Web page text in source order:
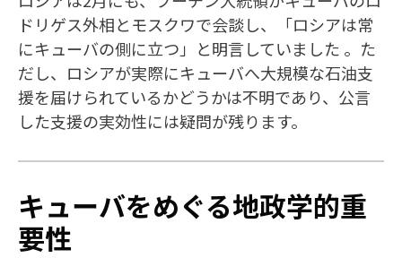
ドリゲス外相とモスクワで会談し、「ロシアは常
にキューバの側に立つ」と明言していました 。た
だし、ロシアが実際にキューバへ大規模な石油支
援を届けられているかどうかは不明であり、公言
した支援の実効性には疑問が残ります。
キューバをめぐる地政学的重
要性